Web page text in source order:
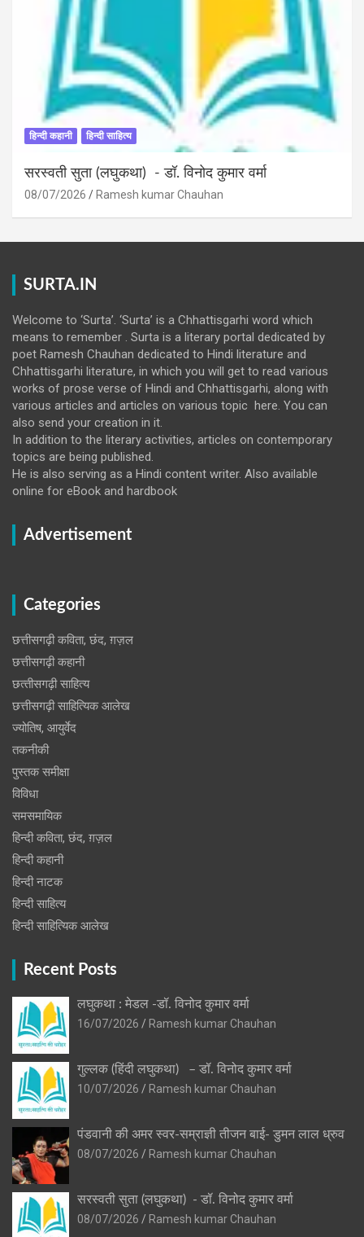
हिन्दी कहानी हिन्दी साहित्य
सरस्वती सुता (लघुकथा) ​- डॉ. विनोद कुमार वर्मा
08/07/2026 Ramesh kumar Chauhan
SURTA.IN
Welcome to ‘Surta’. ‘Surta’ is a Chhattisgarhi word which
means to remember . Surta is a literary portal dedicated by
poet Ramesh Chauhan dedicated to Hindi literature and
Chhattisgarhi literature, in which you will get to read various
works of prose verse of Hindi and Chhattisgarhi, along with
various articles and articles on various topic here. You can
also send your creation in it.
In addition to the literary activities, articles on contemporary
topics are being published.
He is also serving as a Hindi content writer. Also available
online for eBook and hardbook
Advertisement
Categories
छत्तीसगढ़ी कविता, छंद, ग़ज़ल
छत्तीसगढ़ी कहानी
छत्‍तीसगढ़ी साहित्‍य
छत्तीसगढ़ी साहित्यिक आलेख
ज्योतिष, आयुर्वेद
तकनीकी
पुस्‍तक समीक्षा
विविधा
समसमायिक
हिन्दी कविता, छंद, ग़ज़ल
हिन्दी कहानी
हिन्‍दी नाटक
हिन्दी साहित्य
हिन्दी साहित्यिक आलेख
Recent Posts
लघुकथा : मेडल -डॉ. विनोद कुमार वर्मा
16/07/2026
Ramesh kumar Chauhan
गुल्लक (हिंदी लघुकथा) – डॉ. विनोद कुमार वर्मा
10/07/2026
Ramesh kumar Chauhan
पंडवानी की अमर स्वर-सम्राज्ञी तीजन बाई- डुमन लाल ध्रुव
08/07/2026
Ramesh kumar Chauhan
सरस्वती सुता (लघुकथा) ​- डॉ. विनोद कुमार वर्मा
08/07/2026
Ramesh kumar Chauhan